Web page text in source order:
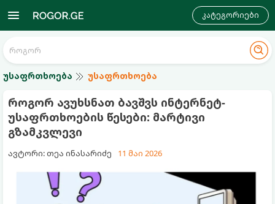
კატეგორიები
უსაფრთხოება უსაფრთხოება
როგორ ავუხსნათ ბავშვს ინტერნეტ-
უსაფრთხოების წესები: მარტივი
გზამკვლევი
ავტორი: თეა ინასარიძე 11 მაი 2026